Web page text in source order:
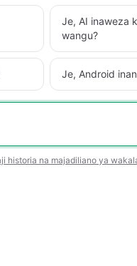
Je, AI inaweza
wangu?
Je, Android
historia na majadiliano ya